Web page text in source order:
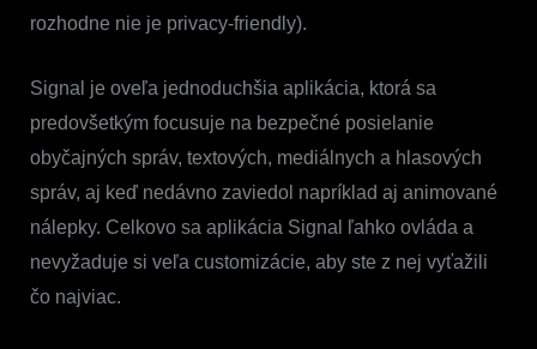
rozhodne nie je privacy-friendly).
Signal je oveľa jednoduchšia aplikácia, ktorá sa
predovšetkým focusuje na bezpečné posielanie
obyčajných správ, textových, mediálnych a hlasových
správ, aj keď nedávno zaviedol napríklad aj animované
nálepky. Celkovo sa aplikácia Signal ľahko ovláda a
nevyžaduje si veľa customizácie, aby ste z nej vyťažili
čo najviac.